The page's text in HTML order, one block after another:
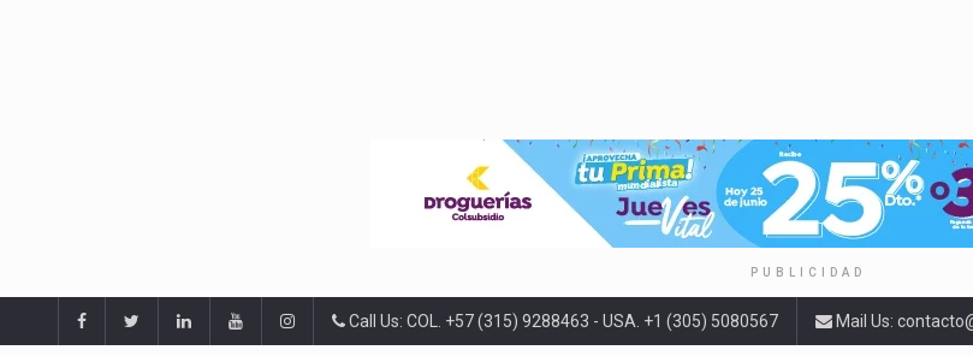
PUBLICIDAD
Call Us: COL. +57 (315) 9288463 - USA. +1 (305) 5080567 Mail Us: